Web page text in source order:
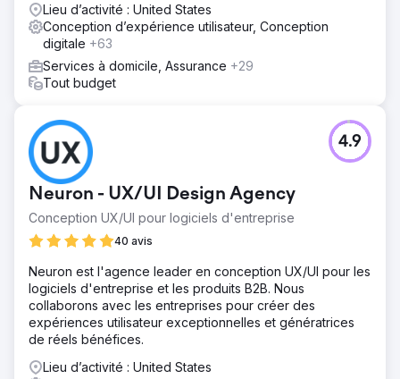
pour une expérience mobile optimisée et mieux adaptée
aux besoins des travailleurs indépendants. Nous avons
également mis en place un système de conception
robuste dans Figma afin de garantir la cohérence interne
et d'accélérer le développement produit de Jobble.
La refonte a considérablement réduit le nombre
d'abandons et de demandes d'assistance liées aux
candidatures. Les équipes produit et ingénierie internes
de Jobble ont constaté une accélération notable des
cycles de développement grâce au nouveau système de
conception. Notre partenariat a été si fructueux que
Jobble a réengagé Neuron pour une nouvelle initiative
en 2025, renforçant ainsi notre collaboration et son
Vers la page de l'agence
Lieu d’activité : United States
Conception d’expérience utilisateur, Conception
digitale +63
Services à domicile, Assurance +29
Tout budget
Neuron - UX/UI Design Agency
Conception UX/UI pour logiciels d'entreprise
40 avis
4.9
Neuron est l'agence leader en conception UX/UI pour les
logiciels d'entreprise et les produits B2B. Nous
collaborons avec les entreprises pour créer des
expériences utilisateur exceptionnelles et génératrices
de réels bénéfices.
Lieu d’activité : United States